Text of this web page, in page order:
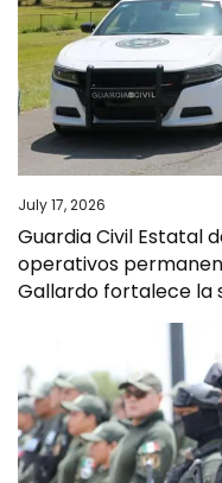
July 17, 2026
Guardia Civil Estatal
operativos
Gallardo fortalece la